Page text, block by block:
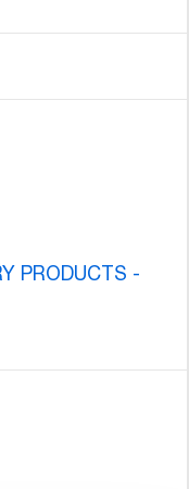
PRODUCTS -